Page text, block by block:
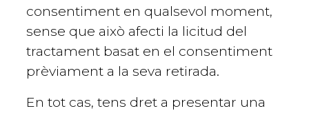
consentiment en qualsevol moment,
sense que això afecti la licitud del
tractament basat en el consentiment
prèviament a la seva retirada.
En tot cas, tens dret a presentar una